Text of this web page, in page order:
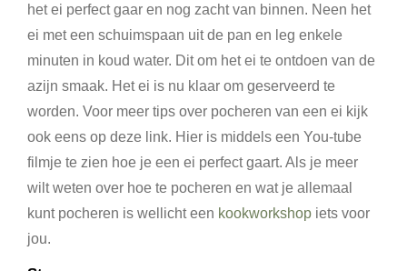
het ei perfect gaar en nog zacht van binnen. Neen het
ei met een schuimspaan uit de pan en leg enkele
minuten in koud water. Dit om het ei te ontdoen van de
azijn smaak. Het ei is nu klaar om geserveerd te
worden. Voor meer tips over pocheren van een ei kijk
ook eens op deze link. Hier is middels een You-tube
filmje te zien hoe je een ei perfect gaart. Als je meer
wilt weten over hoe te pocheren en wat je allemaal
kunt pocheren is wellicht een kookworkshop iets voor
jou.